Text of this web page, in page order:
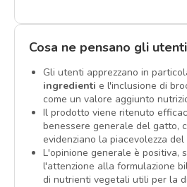
Cosa ne pensano gli utenti
Gli utenti apprezzano in
ingredienti e l'inclusione di
come un valore aggiunto
Il prodotto viene ritenuto
benessere generale del gatto,
evidenziano la piacevolezza
L'opinione generale è positiva,
l'attenzione alla formulazione
di nutrienti vegetali utili per la